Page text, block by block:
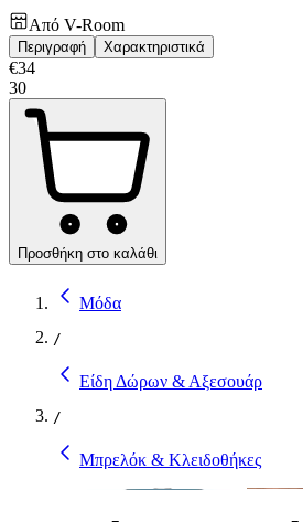
Από V-Room
Περιγραφή Χαρακτηριστικά
€34
30
Προσθήκη στο καλάθι
Μόδα
/
Είδη Δώρων & Αξεσουάρ
/
Μπρελόκ & Κλειδοθήκες